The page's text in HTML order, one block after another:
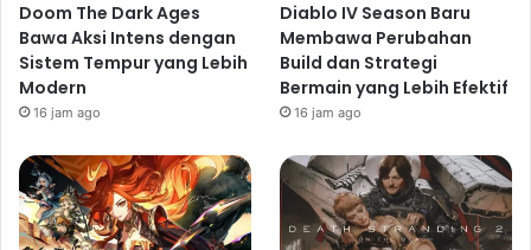
Doom The Dark Ages
Bawa Aksi Intens dengan
Sistem Tempur yang Lebih
Modern
16 jam ago
Diablo IV Season Baru
Membawa Perubahan
Build dan Strategi
Bermain yang Lebih Efektif
16 jam ago